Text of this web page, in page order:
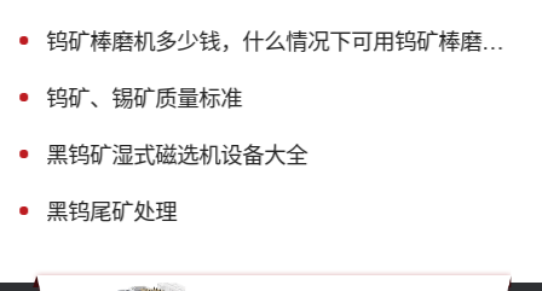
钨矿棒磨机多少钱，什么情况下可用钨矿棒磨机？
钨矿、锡矿质量标准
黑钨矿湿式磁选机设备大全
黑钨尾矿处理